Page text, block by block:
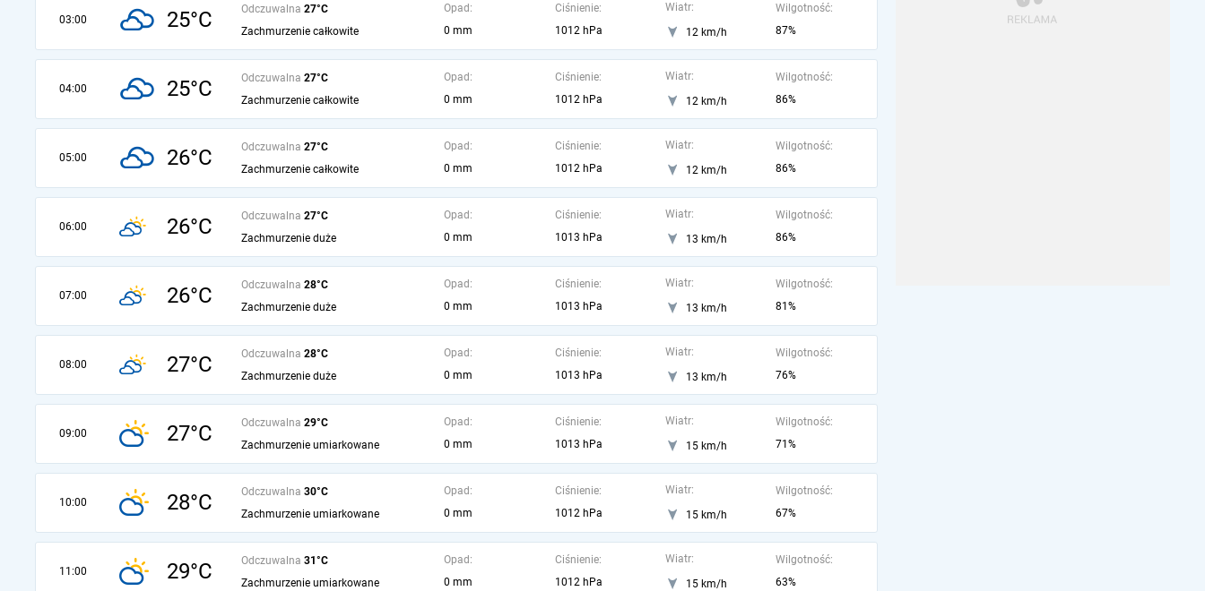
03:00 25°C Odczuwalna 27°C
Zachmurzenie całkowite
Opad:
0 mm
Ciśnienie:
1012 hPa
Wiatr:
12 km/h
Wilgotność:
87%
04:00 25°C Odczuwalna 27°C
Zachmurzenie całkowite
Opad:
0 mm
Ciśnienie:
1012 hPa
Wiatr:
12 km/h
Wilgotność:
86%
05:00 26°C Odczuwalna 27°C
Zachmurzenie całkowite
Opad:
0 mm
Ciśnienie:
1012 hPa
Wiatr:
12 km/h
Wilgotność:
86%
06:00 26°C Odczuwalna 27°C
Zachmurzenie duże
Opad:
0 mm
Ciśnienie:
1013 hPa
Wiatr:
13 km/h
Wilgotność:
86%
07:00 26°C Odczuwalna 28°C
Zachmurzenie duże
Opad:
0 mm
Ciśnienie:
1013 hPa
Wiatr:
13 km/h
Wilgotność:
81%
08:00 27°C Odczuwalna 28°C
Zachmurzenie duże
Opad:
0 mm
Ciśnienie:
1013 hPa
Wiatr:
13 km/h
Wilgotność:
76%
09:00 27°C Odczuwalna 29°C
Zachmurzenie umiarkowane
Opad:
0 mm
Ciśnienie:
1013 hPa
Wiatr:
15 km/h
Wilgotność:
71%
10:00 28°C Odczuwalna 30°C
Zachmurzenie umiarkowane
Opad:
0 mm
Ciśnienie:
1012 hPa
Wiatr:
15 km/h
Wilgotność:
67%
11:00 29°C Odczuwalna 31°C
Zachmurzenie umiarkowane
Opad:
0 mm
Ciśnienie:
1012 hPa
Wiatr:
15 km/h
Wilgotność:
63%